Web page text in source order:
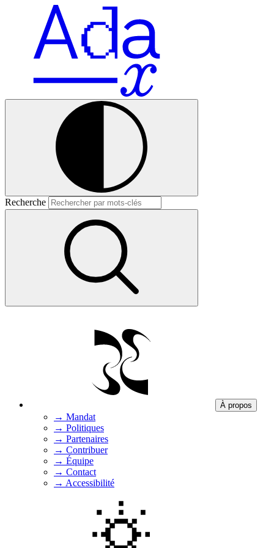
Recherche
À propos
→ Mandat
→ Politiques
→ Partenaires
→ Contribuer
→ Équipe
→ Contact
→ Accessibilité